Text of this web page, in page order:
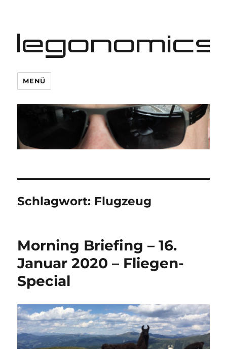
legonomics
MENÜ
Schlagwort: Flugzeug
Morning Briefing – 16.
Januar 2020 – Fliegen-
Special